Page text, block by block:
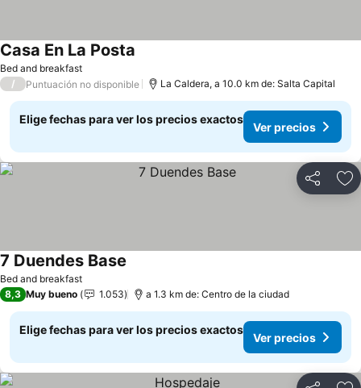
Bed and breakfast
Casa En La Posta
/ Puntuación no disponible La Caldera, a 10.0 km de: Salta Capital
Elige fechas para ver los precios exactos
Ver precios
Compartir
Bed and breakfast
7 Duendes Base
8,3 Muy bueno 1.053 a 1.3 km de: Centro de la ciudad
Elige fechas para ver los precios exactos
Ver precios